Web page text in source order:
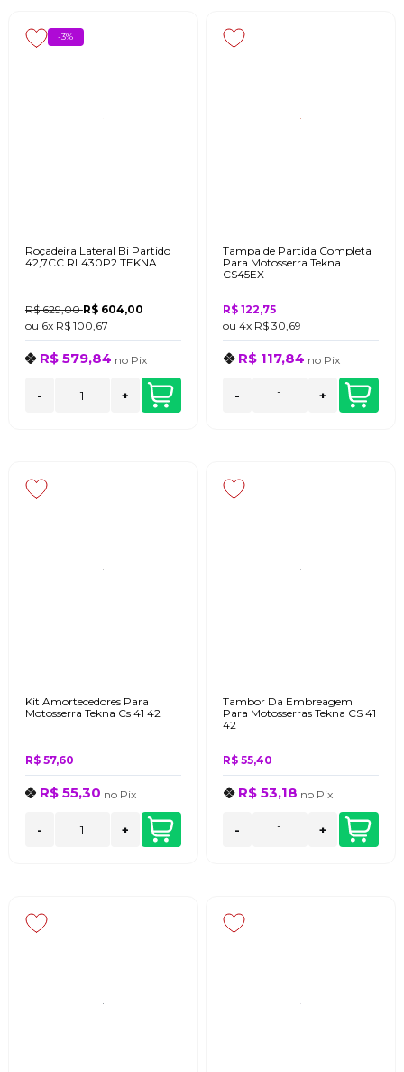
-3%
Roçadeira Lateral Bi Partido
42,7CC RL430P2 TEKNA
R$ 629,00R$ 604,00
ou 6x R$ 100,67
R$ 579,84 no Pix
- +
Tampa de Partida Completa
Para Motosserra Tekna
CS45EX
R$ 122,75
ou 4x R$ 30,69
R$ 117,84 no Pix
- +
Kit Amortecedores Para
Motosserra Tekna Cs 41 42
R$ 57,60
R$ 55,30 no Pix
- +
Tambor Da Embreagem
Para Motosserras Tekna CS 41
42
R$ 55,40
R$ 53,18 no Pix
- +